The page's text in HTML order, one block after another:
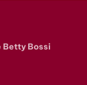
Betty Bossi